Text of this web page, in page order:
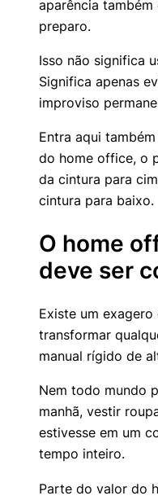
aparência
preparo.
Isso não significa
Significa apenas
improviso
Entra aqui
do home office, o
da cintura para
cintura para baixo.
O home
deve ser
Existe um
transformar
manual rígido de
Nem todo mundo
manhã, vestir
estivesse em um
tempo inteiro.
Parte do valor do